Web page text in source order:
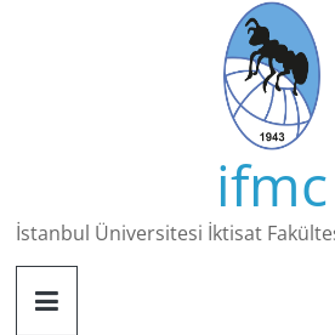
ifmc
İstanbul Üniversitesi İktisat